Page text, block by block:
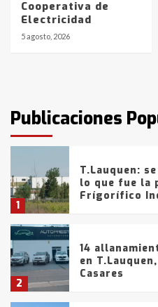
Cooperativa de
Electricidad
5 agosto, 2026
Publicaciones
La Bolsa de
Blanca
con lluvias y
fueron
tarde del
1
T.Lauquen:
lo que fue la
Frígorífico
2
14
en
Casares